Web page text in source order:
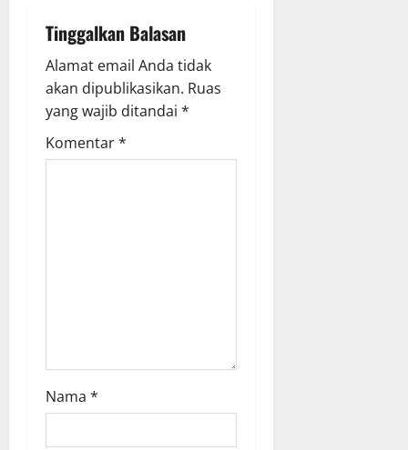
v
i
g
a
Tinggalkan Balasan
Alamat email Anda tidak
akan dipublikasikan. Ruas
yang wajib ditandai *
Komentar*
Nama *